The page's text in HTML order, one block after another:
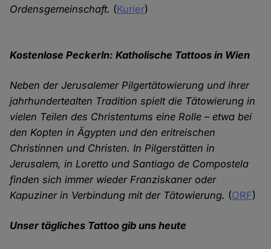
Ordensgemeinschaft. (Kurier)
Kostenlose Peckerln: Katholische Tattoos in Wien
Neben der Jerusalemer Pilgertätowierung und ihrer
jahrhundertealten Tradition spielt die Tätowierung in
vielen Teilen des Christentums eine Rolle – etwa bei
den Kopten in Ägypten und den eritreischen
Christinnen und Christen. In Pilgerstätten in
Jerusalem, in Loretto und Santiago de Compostela
finden sich immer wieder Franziskaner oder
Kapuziner in Verbindung mit der Tätowierung. (ORF)
Unser tägliches Tattoo gib uns heute